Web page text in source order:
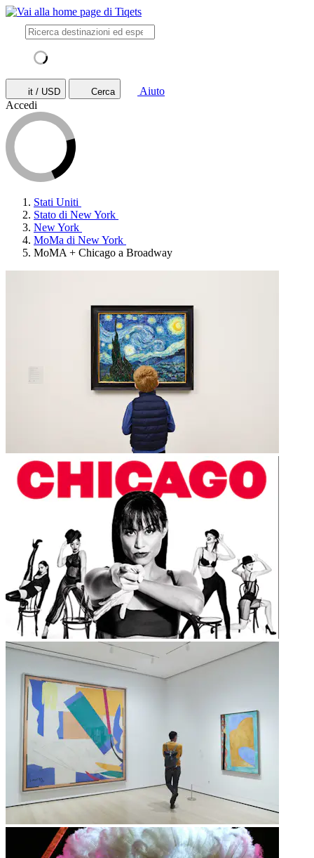
it / USD Cerca
Aiuto
Accedi
Stati Uniti
Stato di New York
New York
MoMa di New York
MoMA + Chicago a Broadway